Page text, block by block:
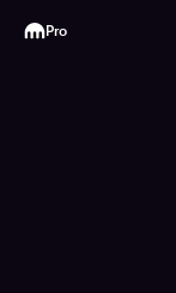
Kraken
Pro